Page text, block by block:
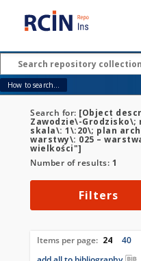
How to search...
Search for: [Object
Zawodzie\-Grodzisko\;
skala\: 1\:20\; plan
warstwy\: 025 –
wielkości"]
Number of results: 1
Filters
Items per page: 24 40